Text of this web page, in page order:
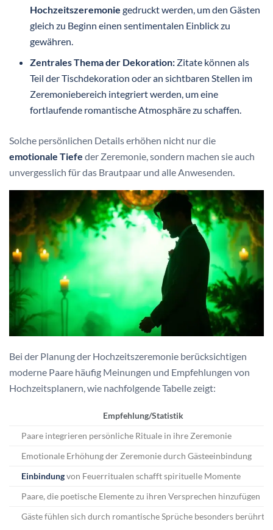
Hochzeitszeremonie gedruckt werden, um den Gästen
gleich zu Beginn einen sentimentalen Einblick zu
gewähren.
Zentrales Thema der Dekoration: Zitate können als
Teil der Tischdekoration oder an sichtbaren Stellen im
Zeremoniebereich integriert werden, um eine
fortlaufende romantische Atmosphäre zu schaffen.
Solche persönlichen Details erhöhen nicht nur die
emotionale Tiefe der Zeremonie, sondern machen sie auch
unvergesslich für das Brautpaar und alle Anwesenden.
Bei der Planung der Hochzeitszeremonie berücksichtigen
moderne Paare häufig Meinungen und Empfehlungen von
Hochzeitsplanern, wie nachfolgende Tabelle zeigt:
Empfehlung/Statistik
Paare integrieren persönliche Rituale in ihre Zeremonie
Emotionale Erhöhung der Zeremonie durch Gästeeinbindung
Einbindungvon Feuerritualen schafft spirituelle Momente
Paare, die poetische Elemente zu ihren Versprechen hinzufügen
Gäste fühlen sich durch romantische Sprüche besonders berührt